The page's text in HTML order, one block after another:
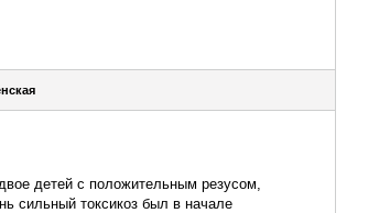
детей с положительным резусом,
сильный токсикоз был в начале